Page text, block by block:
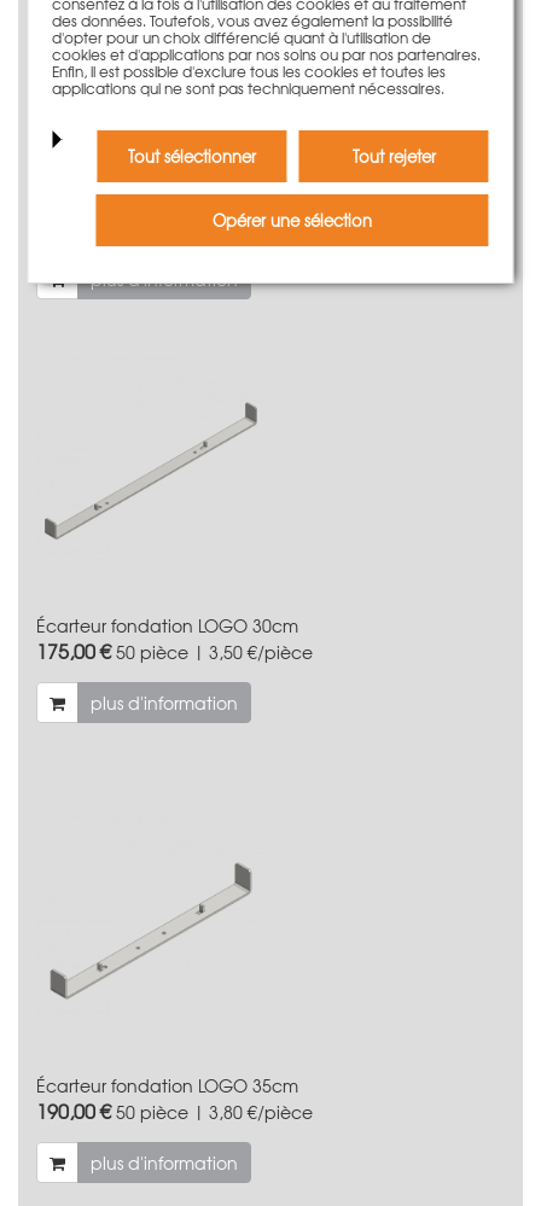
Écarteur fondation LOGO 25cm
50 pièce | 3,35 €/pièce
plus d'information
Écarteur fondation LOGO 30cm
175,00 €50 pièce | 3,50 €/pièce
plus d'information
Écarteur fondation LOGO 35cm
190,00 €50 pièce | 3,80 €/pièce
plus d'information
des données. Toutefois, vous avez également la possibilité
d'opter pour un choix différencié quant à l'utilisation de
cookies et d'applications par nos soins ou par nos partenaires.
Enfin, il est possible d'exclure tous les cookies et toutes les
applications qui ne sont pas techniquement nécessaires.
Tout sélectionner Tout rejeter
Opérer une sélection